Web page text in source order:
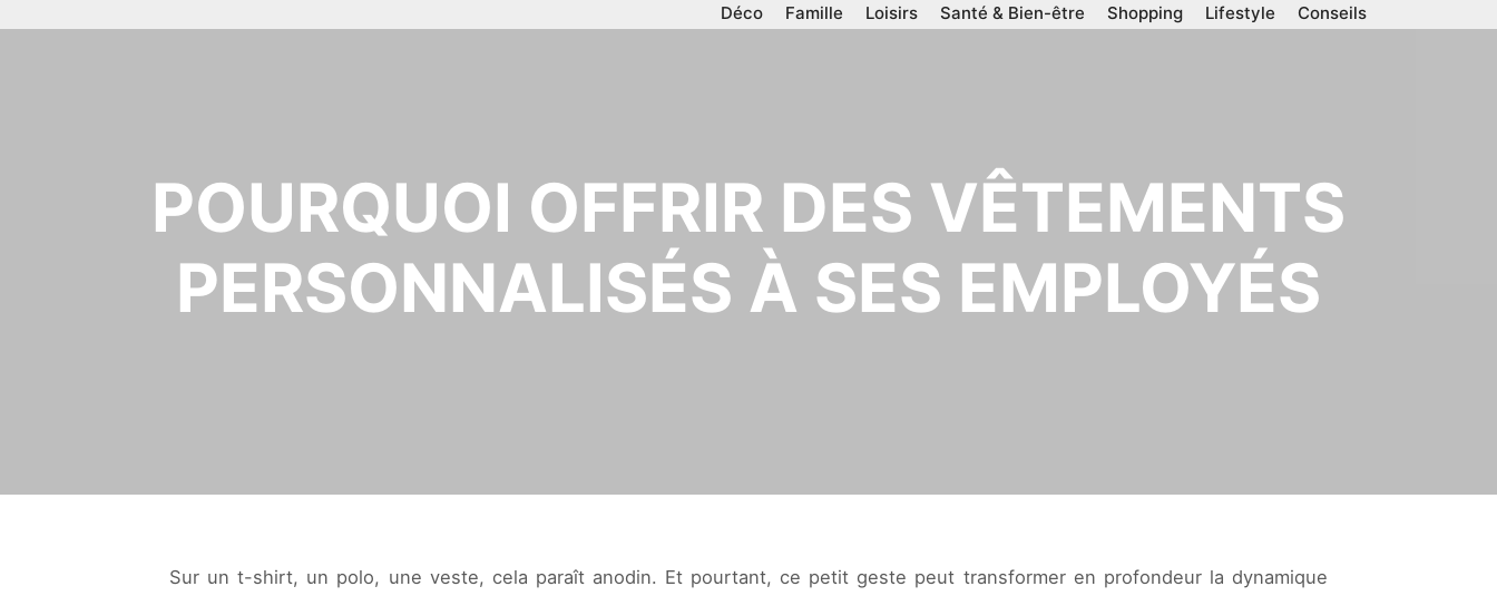
Déco Famille Loisirs Santé & Bien-être Shopping Lifestyle Conseils
POURQUOI OFFRIR DES VÊTEMENTS
PERSONNALISÉS À SES EMPLOYÉS
Sur un t-shirt, un polo, une veste, cela paraît anodin. Et pourtant, ce petit geste peut transformer en profondeur la dynamique